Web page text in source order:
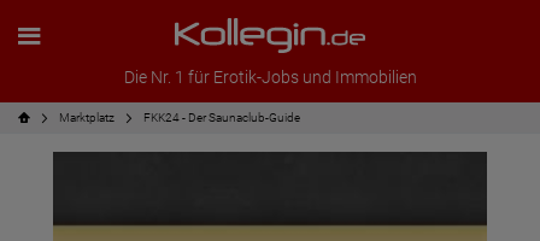
Die Nr. 1 für Erotik-Jobs und Immobilien
Marktplatz FKK24 - Der Saunaclub-Guide